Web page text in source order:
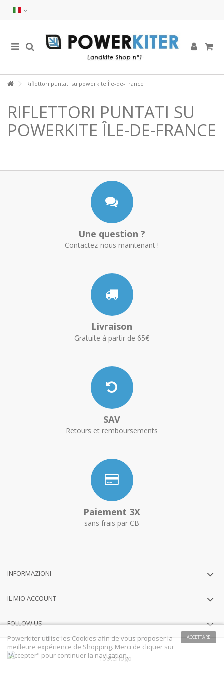
Riflettori puntati su powerkite Île-de-France
RIFLETTORI PUNTATI SU
POWERKITE ÎLE-DE-FRANCE
Une question ?
Contactez-nous maintenant !
Livraison
Gratuite à partir de 65€
SAV
Retours et remboursements
Paiement 3X
sans frais par CB
INFORMAZIONI
IL MIO ACCOUNT
FOLLOW US
ACCETTARE
Powerkiter utilise les Cookies afin de vous proposer la
meilleure expérience de Shopping. Merci de cliquer sur
"Accepter" pour continuer la navigation.